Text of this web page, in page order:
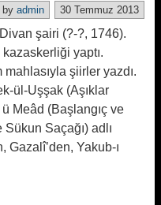
30 Temmuz 2013
by admin
Divan şairi (?-?, 1746).
yaptı.
şiirler yazdı.
ül-Uşşak (Aşıklar
Meâd (Başlangıç ve
Saçağı) adlı
Gazalî’den, Yakub-ı